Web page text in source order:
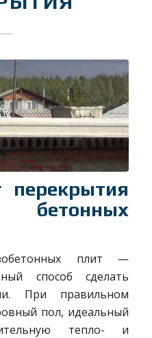
бетонных
плит —
способ сделать
При правильном
пол, идеальный
тепло- и